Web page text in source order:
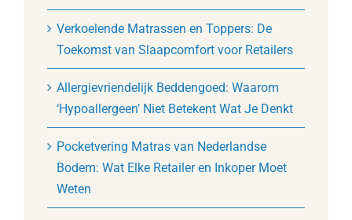
Verkoelende Matrassen en Toppers: De
Toekomst van Slaapcomfort voor Retailers
Allergievriendelijk Beddengoed: Waarom
‘Hypoallergeen’ Niet Betekent Wat Je Denkt
Pocketvering Matras van Nederlandse
Bodem: Wat Elke Retailer en Inkoper Moet
Weten